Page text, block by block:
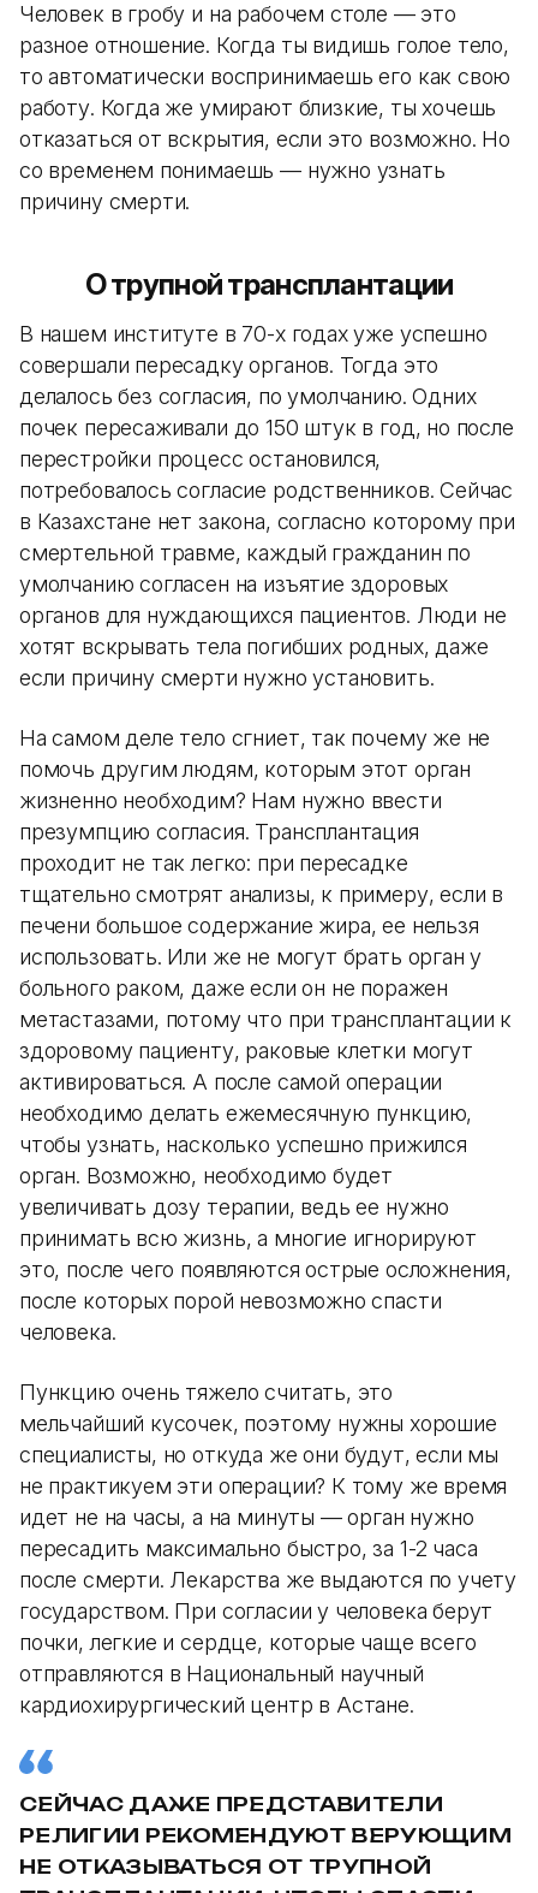
Человек в гробу и на рабочем столе — это
разное отношение. Когда ты видишь голое тело,
то автоматически воспринимаешь его как свою
работу. Когда же умирают близкие, ты хочешь
отказаться от вскрытия, если это возможно. Но
со временем понимаешь — нужно узнать
причину смерти.
О трупной трансплантации
В нашем институте в 70-х годах уже успешно
совершали пересадку органов. Тогда это
делалось без согласия, по умолчанию. Одних
почек пересаживали до 150 штук в год, но после
перестройки процесс остановился,
потребовалось согласие родственников. Сейчас
в Казахстане нет закона, согласно которому при
смертельной травме, каждый гражданин по
умолчанию согласен на изъятие здоровых
органов для нуждающихся пациентов. Люди не
хотят вскрывать тела погибших родных, даже
если причину смерти нужно установить.
На самом деле тело сгниет, так почему же не
помочь другим людям, которым этот орган
жизненно необходим? Нам нужно ввести
презумпцию согласия. Трансплантация
проходит не так легко: при пересадке
тщательно смотрят анализы, к примеру, если в
печени большое содержание жира, ее нельзя
использовать. Или же не могут брать орган у
больного раком, даже если он не поражен
метастазами, потому что при трансплантации к
здоровому пациенту, раковые клетки могут
активироваться. А после самой операции
необходимо делать ежемесячную пункцию,
чтобы узнать, насколько успешно прижился
орган. Возможно, необходимо будет
увеличивать дозу терапии, ведь ее нужно
принимать всю жизнь, а многие игнорируют
это, после чего появляются острые осложнения,
после которых порой невозможно спасти
человека.
Пункцию очень тяжело считать, это
мельчайший кусочек, поэтому нужны хорошие
специалисты, но откуда же они будут, если мы
не практикуем эти операции? К тому же время
идет не на часы, а на минуты — орган нужно
пересадить максимально быстро, за 1-2 часа
после смерти. Лекарства же выдаются по учету
государством. При согласии у человека берут
почки, легкие и сердце, которые чаще всего
отправляются в Национальный научный
кардиохирургический центр в Астане.
СЕЙЧАС ДАЖЕ ПРЕДСТАВИТЕЛИ
РЕЛИГИИ РЕКОМЕНДУЮТ ВЕРУЮЩИМ
НЕ ОТКАЗЫВАТЬСЯ ОТ ТРУПНОЙ